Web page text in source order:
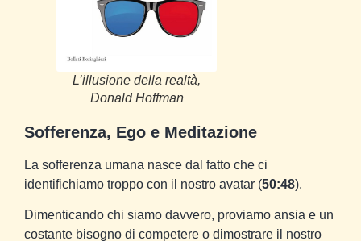
L’illusione della realtà,
Donald Hoffman
Sofferenza, Ego e Meditazione
La sofferenza umana nasce dal fatto che ci
identifichiamo troppo con il nostro avatar (50:48).
Dimenticando chi siamo davvero, proviamo ansia e un
costante bisogno di competere o dimostrare il nostro